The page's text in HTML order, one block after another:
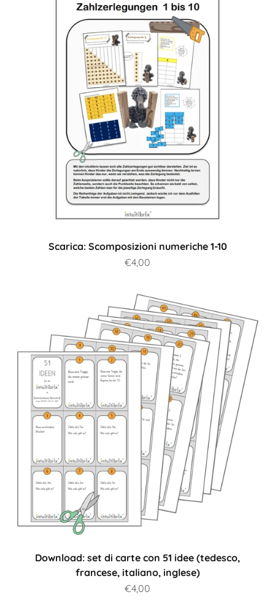
Scarica: Scomposizioni numeriche 1-10
Prezzo scontato
€4,00
Download: set di carte con 51 idee (tedesco,
francese, italiano, inglese)
Prezzo scontato
€4,00